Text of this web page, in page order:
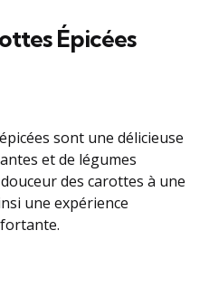
Épicées
sont une délicieuse
et de légumes
des carottes à une
une expérience